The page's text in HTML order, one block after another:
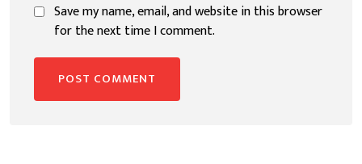
Save my name, email, and website in this browser
for the next time I comment.